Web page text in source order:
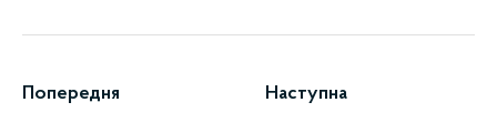
Попередня Наступна